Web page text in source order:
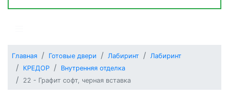
Главная Готовые двери Лабиринт
Лабиринт
КРЕДОР
Внутренняя отделка
22 - Графит софт, черная вставка